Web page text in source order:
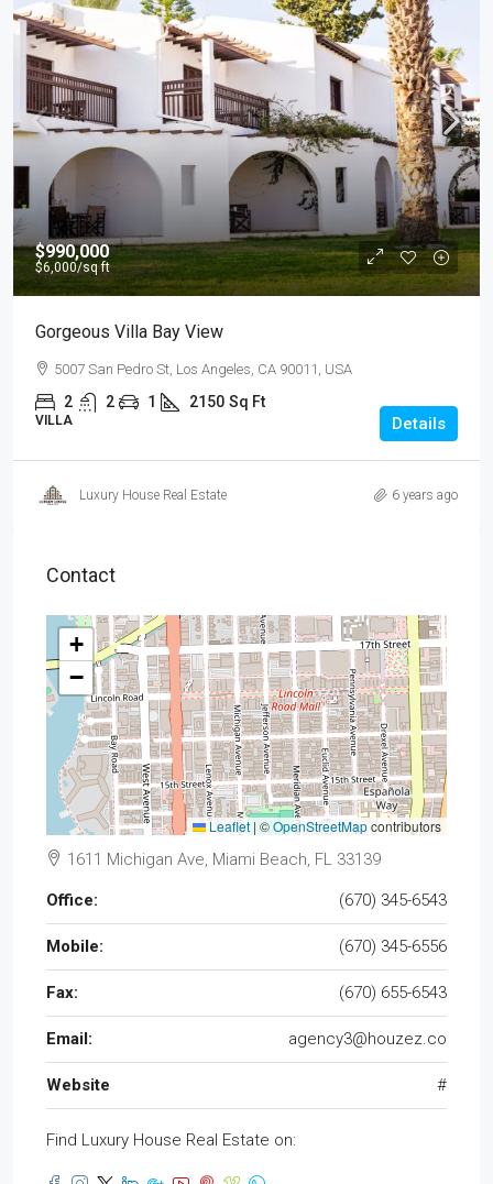
$990,000
$6,000/sq ft
Gorgeous Villa Bay View
5007 San Pedro St, Los Angeles, CA 90011, USA
2 2 1 2150 Sq Ft
VILLA Details
Luxury House Real Estate 6 years ago
Contact
+
−
Leaflet | ©OpenStreetMapcontributors
1611 Michigan Ave, Miami Beach, FL 33139
Office: (670) 345-6543
Mobile: (670) 345-6556
Fax: (670) 655-6543
Email: agency3@houzez.co
Website #
Find Luxury House Real Estate on: